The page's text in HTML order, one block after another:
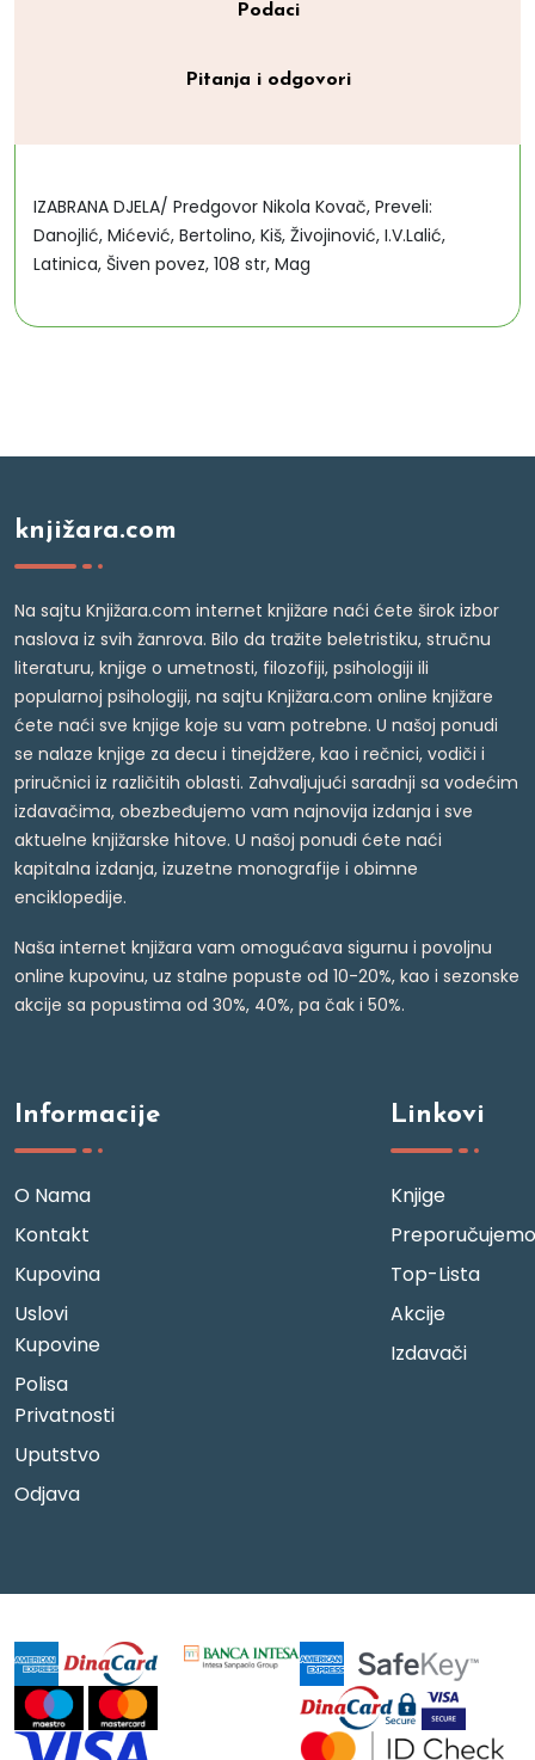
Podaci
Pitanja i odgovori
IZABRANA DJELA/ Predgovor Nikola Kovač, Preveli:
Danojlić, Mićević, Bertolino, Kiš, Živojinović, I.V.Lalić,
Latinica, Šiven povez, 108 str, Mag
knjižara.com
Na sajtu Knjižara.com internet knjižare naći ćete širok izbor
naslova iz svih žanrova. Bilo da tražite beletristiku, stručnu
literaturu, knjige o umetnosti, filozofiji, psihologiji ili
popularnoj psihologiji, na sajtu Knjižara.com online knjižare
ćete naći sve knjige koje su vam potrebne. U našoj ponudi
se nalaze knjige za decu i tinejdžere, kao i rečnici, vodiči i
priručnici iz različitih oblasti. Zahvaljujući saradnji sa vodećim
izdavačima, obezbeđujemo vam najnovija izdanja i sve
aktuelne knjižarske hitove. U našoj ponudi ćete naći
kapitalna izdanja, izuzetne monografije i obimne
enciklopedije.
Naša internet knjižara vam omogućava sigurnu i povoljnu
online kupovinu, uz stalne popuste od 10-20%, kao i sezonske
akcije sa popustima od 30%, 40%, pa čak i 50%.
Informacije
O Nama
Kontakt
Kupovina
Uslovi
Kupovine
Polisa
Privatnosti
Uputstvo
Odjava
Linkovi
Knjige
Preporučujemo
Top-Lista
Akcije
Izdavači